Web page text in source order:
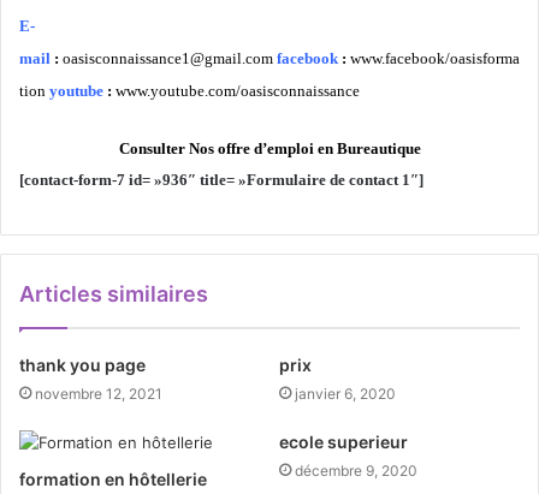
E-
mail : oasisconnaissance1@gmail.com facebook : www.facebook/oasisforma
tion youtube : www.youtube.com/oasisconnaissance
Consulter Nos offre d’emploi en Bureautique
[contact-form-7 id= »936″ title= »Formulaire de contact 1″]
Articles similaires
thank you page
novembre 12, 2021
prix
janvier 6, 2020
formation en hôtellerie
ecole superieur
décembre 9, 2020